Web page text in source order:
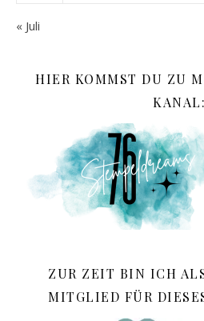
« Juli
HIER KOMMST DU ZU
KANAL:
ZUR ZEIT BIN ICH
MITGLIED FÜR